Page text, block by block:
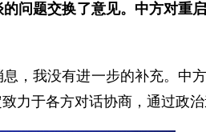
问题交换了意见。中方对重
我没有进一步的补充。中
力于各方对话协商，通过政治